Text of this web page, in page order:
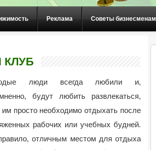
Реклама Советы бизнесменам
люди всегда любили и,
будут любить развлекаться,
им просто необходимо отдыхать после
рабочих или учебных будней.
отличным местом для отдыха